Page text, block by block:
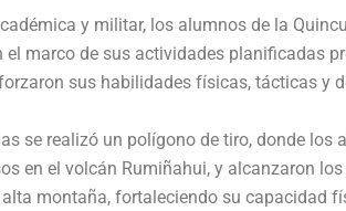
y militar, los alumnos de la
el marco de sus actividades planificadas
sus habilidades físicas, tácticas y
se realizó un polígono de tiro, donde
en el volcán Rumiñahui, y alcanzaron
montaña, fortaleciendo su capacidad